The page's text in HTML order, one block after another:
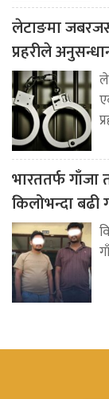
लेटाङमा
प्रहरीले
भारततर्फ गाँजा
किलोभन्दा